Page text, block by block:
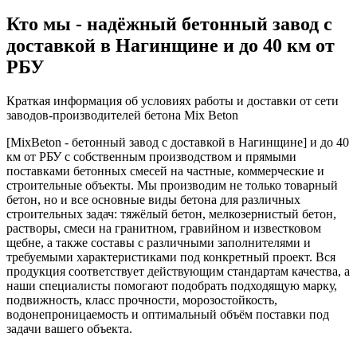
Кто мы - надёжный бетонный завод с
доставкой в Нагинщине и до 40 км от
РБУ
Краткая информация об условиях работы и доставки от сети
заводов-производителей бетона Mix Beton
[MixBeton - бетонный завод с доставкой в Нагинщине] и до 40
км от РБУ с собственным производством и прямыми
поставками бетонных смесей на частные, коммерческие и
строительные объекты. Мы производим не только товарный
бетон, но и все основные виды бетона для различных
строительных задач: тяжёлый бетон, мелкозернистый бетон,
растворы, смеси на гранитном, гравийном и известковом
щебне, а также составы с различными заполнителями и
требуемыми характеристиками под конкретный проект. Вся
продукция соответствует действующим стандартам качества, а
наши специалисты помогают подобрать подходящую марку,
подвижность, класс прочности, морозостойкость,
водонепроницаемость и оптимальный объём поставки под
задачи вашего объекта.